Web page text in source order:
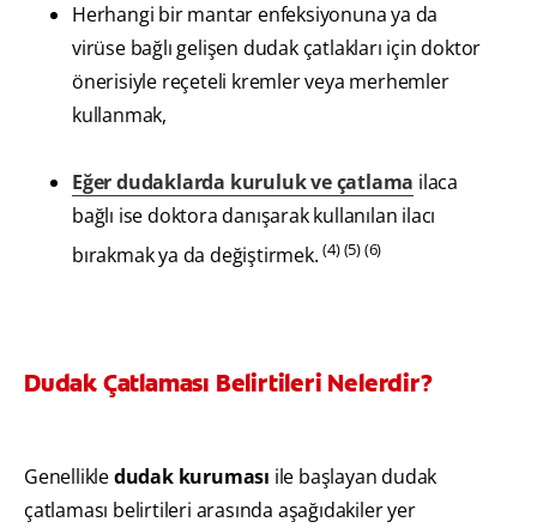
Herhangi bir mantar enfeksiyonuna ya da
virüse bağlı gelişen dudak çatlakları için doktor
önerisiyle reçeteli kremler veya merhemler
kullanmak,
Eğer dudaklarda kuruluk ve çatlama ilaca
bağlı ise doktora danışarak kullanılan ilacı
bırakmak ya da değiştirmek.(4) (5) (6)
Dudak Çatlaması Belirtileri Nelerdir?
Genellikledudak kuruması ile başlayan dudak
çatlaması belirtileri arasında aşağıdakiler yer